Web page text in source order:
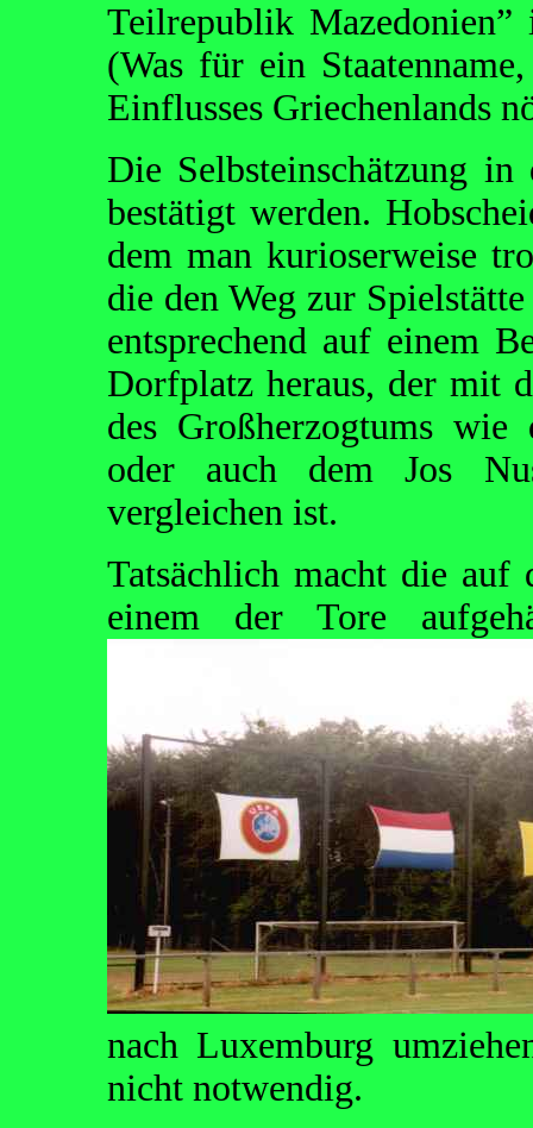
Teilrepublik
(Was für ein
Einflusses Griechenlands
Die Selbsteinschätzung
bestätigt werden.
dem man kurioserweise
die den Weg zur
entsprechend auf einem
Dorfplatz heraus, der mit
des Großherzogtums
oder auch dem Jos
vergleichen ist.
Tatsächlich macht die auf
einem der Tore
nach Luxemburg
nicht notwendig.